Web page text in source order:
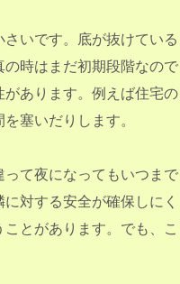
いです。底が抜けている
時はまだ初期段階なので
あります。例えば住宅の
塞いだりします。
て夜になってもいつまで
対する安全が確保しにく
とがあります。でも、こ